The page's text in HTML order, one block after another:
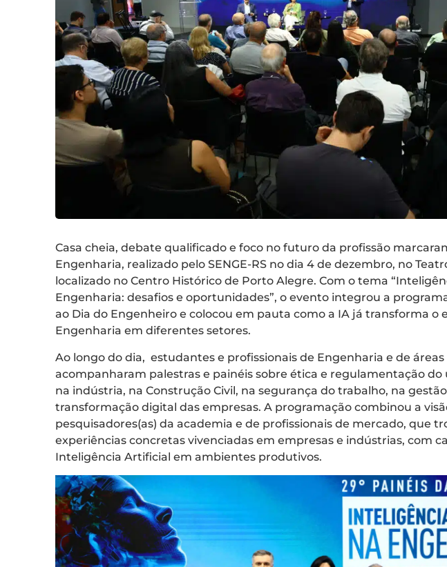
Casa cheia, debate qualificado e foco no futuro da profissão
Engenharia, realizado pelo SENGE-RS no dia 4 de dezembro, no
localizado no Centro Histórico de Porto Alegre. Com o tema
Engenharia: desafios e oportunidades”, o evento integrou a
ao Dia do Engenheiro e colocou em pauta como a IA já transforma o
Engenharia em diferentes setores.
Ao longo do dia, estudantes e profissionais de Engenharia e de
acompanharam palestras e painéis sobre ética e regulamentação do
na indústria, na Construção Civil, na segurança do trabalho, na
transformação digital das empresas. A programação combinou a
pesquisadores(as) da academia e de profissionais de mercado, que
experiências concretas vivenciadas em empresas e indústrias, com
Inteligência Artificial em ambientes produtivos.